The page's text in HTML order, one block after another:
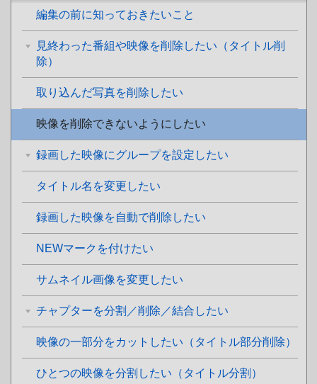
編集の前に知っておきたいこと
見終わった番組や映像を削除したい（タイトル削
除）
取り込んだ写真を削除したい
映像を削除できないようにしたい
録画した映像にグループを設定したい
タイトル名を変更したい
録画した映像を自動で削除したい
NEWマークを付けたい
サムネイル画像を変更したい
チャプターを分割／削除／結合したい
映像の一部分をカットしたい（タイトル部分削除）
ひとつの映像を分割したい（タイトル分割）